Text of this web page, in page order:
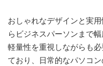
おしゃれなデザインと実
らビジネスパーソンまで
軽量性を重視しながらも
ており、日常的なパソコン